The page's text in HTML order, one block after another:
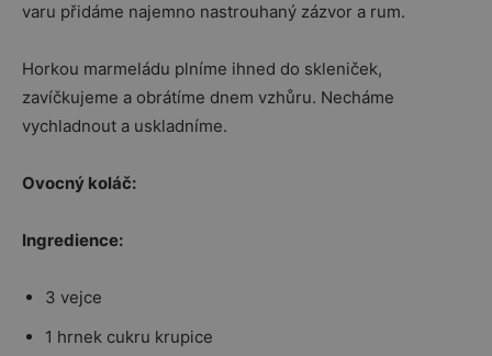
varu přidáme najemno nastrouhaný zázvor a rum.
Horkou marmeládu plníme ihned do skleniček,
zavíčkujeme a obrátíme dnem vzhůru. Necháme
vychladnout a uskladníme.
Ovocný koláč:
Ingredience:
3 vejce
1 hrnek cukru krupice